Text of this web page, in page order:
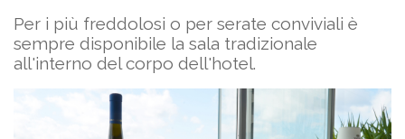
Per i più freddolosi o per serate conviviali è
sempre disponibile la sala tradizionale
all'interno del corpo dell'hotel.